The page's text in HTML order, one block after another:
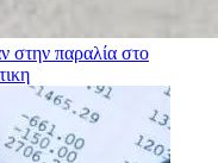
στην παραλία στο